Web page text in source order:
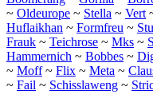
~ Oldeurope ~ Stella ~ Vert
Huflaikhan ~ Formfreu ~
Frauk ~ Teichrose ~ Mks ~
Hammernich ~ Bobbes ~
~ Moff~ Flix ~ Meta ~
~ Fail ~ Schisslaweng ~